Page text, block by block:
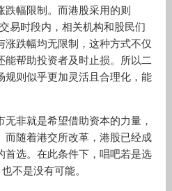
幅限制。而港股采用的则
易时段内，相关机构和股民们
涨跌幅均无限制，这种方式不仅
能帮助投资者及时止损。所以二
规则似乎更加灵活且合理化，能
无非就是希望借助资本的力量，
而随着港交所改革，港股已经成
首选。在此条件下，唱吧若是选
不是没有可能。